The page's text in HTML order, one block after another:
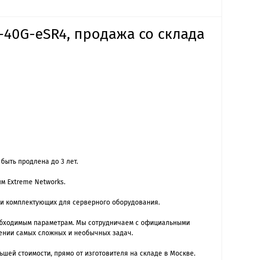
eSR4, продажа со склада
продлена до 3 лет.
Extreme Networks.
комплектующих для серверного оборудования.
параметрам. Мы сотрудничаем с официальными
самых сложных и необычных задач.
стоимости, прямо от изготовителя на складе в Москве.